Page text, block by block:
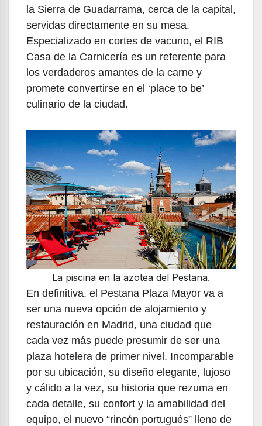
la Sierra de Guadarrama, cerca de la capital,
servidas directamente en su mesa.
Especializado en cortes de vacuno, el RIB
Casa de la Carnicería es un referente para
los verdaderos amantes de la carne y
promete convertirse en el ‘place to be’
culinario de la ciudad.
La piscina en la azotea del Pestana.
En definitiva, el Pestana Plaza Mayor va a
ser una nueva opción de alojamiento y
restauración en Madrid, una ciudad que
cada vez más puede presumir de ser una
plaza hotelera de primer nivel. Incomparable
por su ubicación, su diseño elegante, lujoso
y cálido a la vez, su historia que rezuma en
cada detalle, su confort y la amabilidad del
equipo, el nuevo “rincón portugués” lleno de